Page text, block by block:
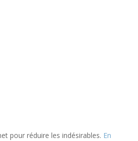
pour réduire les indésirables. En